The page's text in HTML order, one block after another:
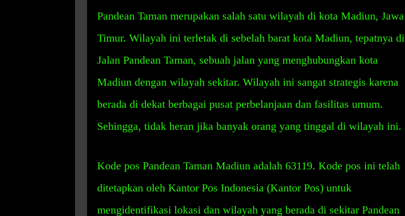
Pandean Taman merupakan salah satu wilayah di kota Madiun, Jawa
Timur. Wilayah ini terletak di sebelah barat kota Madiun, tepatnya di
Jalan Pandean Taman, sebuah jalan yang menghubungkan kota
Madiun dengan wilayah sekitar. Wilayah ini sangat strategis karena
berada di dekat berbagai pusat perbelanjaan dan fasilitas umum.
Sehingga, tidak heran jika banyak orang yang tinggal di wilayah ini.
Kode pos Pandean Taman Madiun adalah 63119. Kode pos ini telah
ditetapkan oleh Kantor Pos Indonesia (Kantor Pos) untuk
mengidentifikasi lokasi dan wilayah yang berada di sekitar Pandean